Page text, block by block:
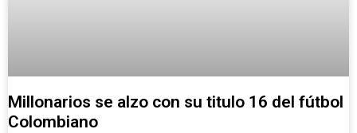
Millonarios se alzo con su titulo 16 del fútbol
Colombiano